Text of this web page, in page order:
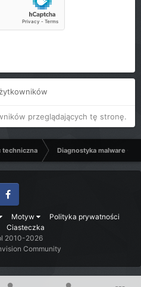
przeglądających tę stronę.
techniczna Diagnostyka malware -
Motyw
Polityka prywatności
Ciasteczka
2010-2026
Community